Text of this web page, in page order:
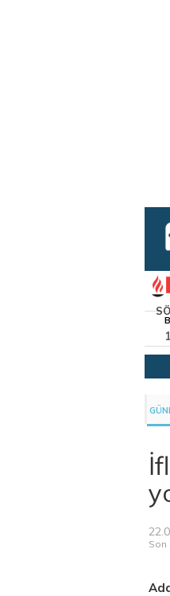
Son